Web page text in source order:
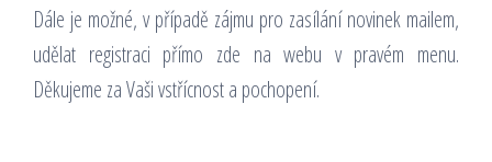
Dále je možné, v případě zájmu pro zasílání novinek mailem,
udělat registraci přímo zde na webu v pravém menu.
Děkujeme za Vaši vstřícnost a pochopení.